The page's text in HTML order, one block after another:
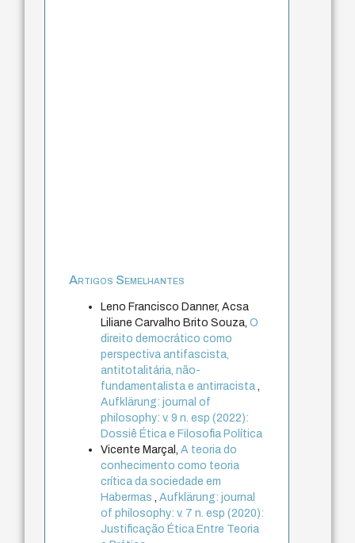
Artigos Semelhantes
Leno Francisco Danner, Acsa
Liliane Carvalho Brito Souza,O
direito democrático como
perspectiva antifascista,
antitotalitária, não-
fundamentalista e antirracista,
Aufklärung: journal of
philosophy: v. 9 n. esp (2022):
Dossiê Ética e Filosofia Política
Vicente Marçal,A teoria do
conhecimento como teoria
crítica da sociedade em
Habermas,Aufklärung: journal
of philosophy: v. 7 n. esp (2020):
Justificação Ética Entre Teoria